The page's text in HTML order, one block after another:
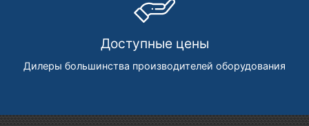
Доступные цены
Дилеры большинства производителей оборудования